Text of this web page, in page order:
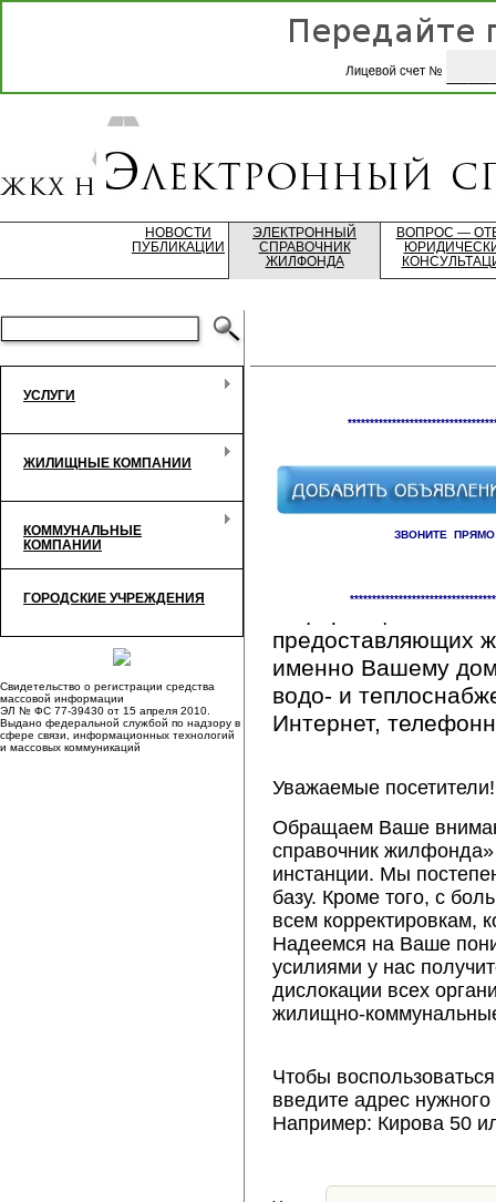
НОВОСТИ
ПУБЛИКАЦИИ
ЭЛЕКТРОННЫЙ
СПРАВОЧНИК
ЖИЛФОНДА
ВОПРОС —
УСЛУГИ
ЖИЛИЩНЫЕ КОМПАНИИ
КОММУНАЛЬНЫЕ
КОМПАНИИ
ГОРОДСКИЕ УЧРЕЖДЕНИЯ
Свидетельство о регистрации средства
массовой информации
ЭЛ № ФС 77-39430 от 15 апреля 2010.
Выдано федеральной службой по надзору в
сфере связи, информационных технологий
и массовых коммуникаций
ЗВОНИТЕ
предоставляющих
именно Вашему
водо- и
Интернет,
Уважаемые посетители!
Обращаем Ваше
справочник
инстанции. Мы
базу. Кроме того, с
всем корректировкам,
Надеемся на Ваше
усилиями у нас
дислокации всех
жилищно-
Чтобы
введите адрес
Например: Кирова 50